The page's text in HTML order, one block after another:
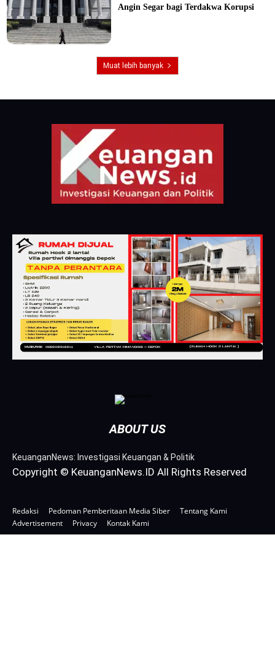
Angin Segar bagi Terdakwa Korupsi
Muat lebih banyak
ABOUT US
KeuanganNews: Investigasi Keuangan & Politik
Copyright © KeuanganNews.ID All Rights Reserved
Redaksi Pedoman Pemberitaan Media Siber
Tentang Kami
Advertisement
Privacy Kontak Kami